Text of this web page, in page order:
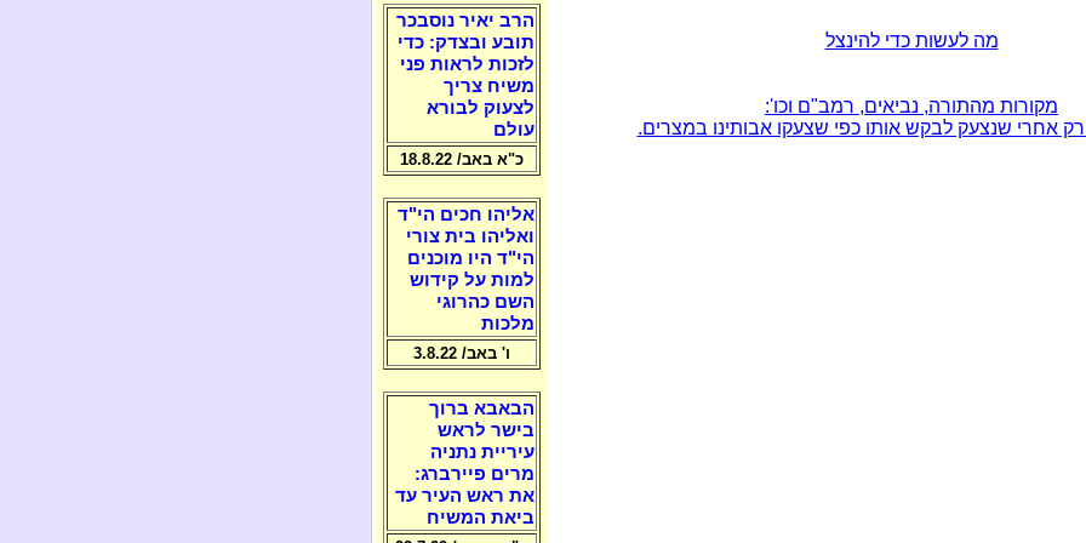
מה לעשות כדי להינצל
מקורות מהתורה, נביאים, רמב"ם וכו':
אחרי שנצעק לבקש אותו כפי שצעקו אבותינו במצרים.
הרב יאיר נוסבכר
תובע ובצדק: כדי
לזכות לראות פני
משיח צריך
לצעוק לבורא
עולם
כ"א באב/ 18.8.22
אליהו חכים הי"ד
ואליהו בית צורי
הי"ד היו מוכנים
למות על קידוש
השם כהרוגי
מלכות
ו' באב/ 3.8.22
הבאבא ברוך
בישר לראש
עיריית נתניה
מרים פיירברג:
את ראש העיר עד
ביאת המשיח